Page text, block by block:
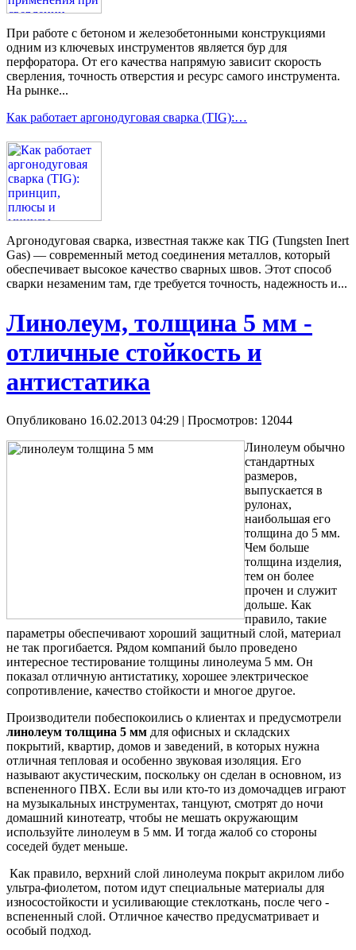
При работе с бетоном и железобетонными конструкциями
одним из ключевых инструментов является бур для
перфоратора. От его качества напрямую зависит скорость
сверления, точность отверстия и ресурс самого инструмента.
На рынке...
Как работает аргонодуговая сварка (TIG):…
Аргонодуговая сварка, известная также как TIG (Tungsten Inert
Gas) — современный метод соединения металлов, который
обеспечивает высокое качество сварных швов. Этот способ
сварки незаменим там, где требуется точность, надежность и...
Линолеум, толщина 5 мм -
отличные стойкость и
антистатика
Опубликовано 16.02.2013 04:29 | Просмотров: 12044
Линолеум обычно
стандартных
размеров,
выпускается в
рулонах,
наибольшая его
толщина до 5 мм.
Чем больше
толщина изделия,
тем он более
прочен и служит
дольше. Как
правило, такие
параметры обеспечивают хороший защитный слой, материал
не так прогибается. Рядом компаний было проведено
интересное тестирование толщины линолеума 5 мм. Он
показал отличную антистатику, хорошее электрическое
сопротивление, качество стойкости и многое другое.
Производители побеспокоились о клиентах и предусмотрели
линолеум толщина 5 мм для офисных и складских
покрытий, квартир, домов и заведений, в которых нужна
отличная тепловая и особенно звуковая изоляция. Его
называют акустическим, поскольку он сделан в основном, из
вспененного ПВХ. Если вы или кто-то из домочадцев играют
на музыкальных инструментах, танцуют, смотрят до ночи
домашний кинотеатр, чтобы не мешать окружающим
используйте линолеум в 5 мм. И тогда жалоб со стороны
соседей будет меньше.
Как правило, верхний слой линолеума покрыт акрилом либо
ультра-фиолетом, потом идут специальные материалы для
износостойкости и усиливающие стеклоткань, после чего -
вспененный слой. Отличное качество предусматривает и
особый подход.